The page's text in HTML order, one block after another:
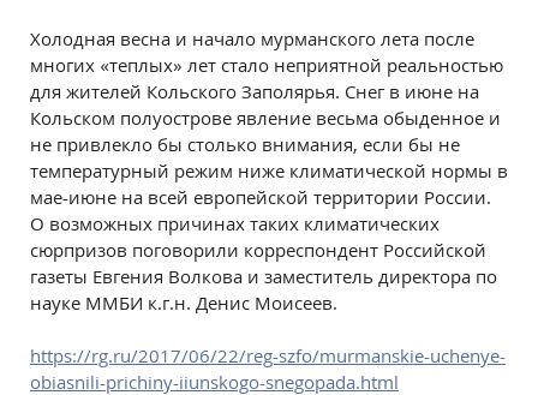
Холодная весна и начало мурманского лета после
многих «теплых» лет стало неприятной реальностью
для жителей Кольского Заполярья. Снег в июне на
Кольском полуострове явление весьма обыденное и
не привлекло бы столько внимания, если бы не
температурный режим ниже климатической нормы в
мае-июне на всей европейской территории России.
О возможных причинах таких климатических
сюрпризов поговорили корреспондент Российской
газеты Евгения Волкова и заместитель директора по
науке ММБИ к.г.н. Денис Моисеев.
https://rg.ru/2017/06/22/reg-szfo/murmanskie-uchenye-
obiasnili-prichiny-iiunskogo-snegopada.html